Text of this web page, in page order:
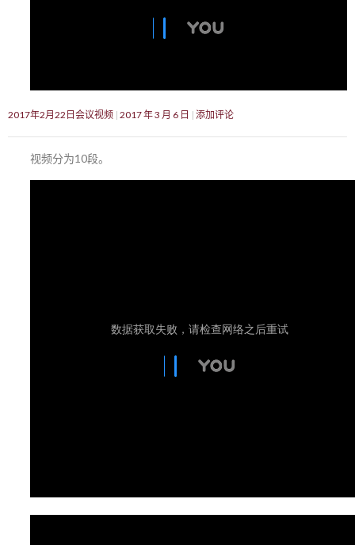
2017年2月22日会议视频 2017 年 3 月 6 日 添加评论
视频分为10段。